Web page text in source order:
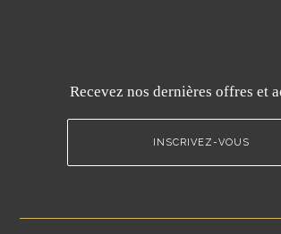
Recevez nos dernières offres et
INSCRIVEZ-VOUS